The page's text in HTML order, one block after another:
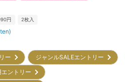
円 2枚入
リー
ジャンルSALEエントリー
エントリー